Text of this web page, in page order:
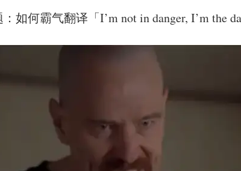
何霸气翻译「I’m not in danger, I’m the